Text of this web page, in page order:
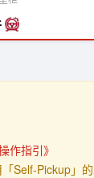
作指引》
Self-Pickup」的